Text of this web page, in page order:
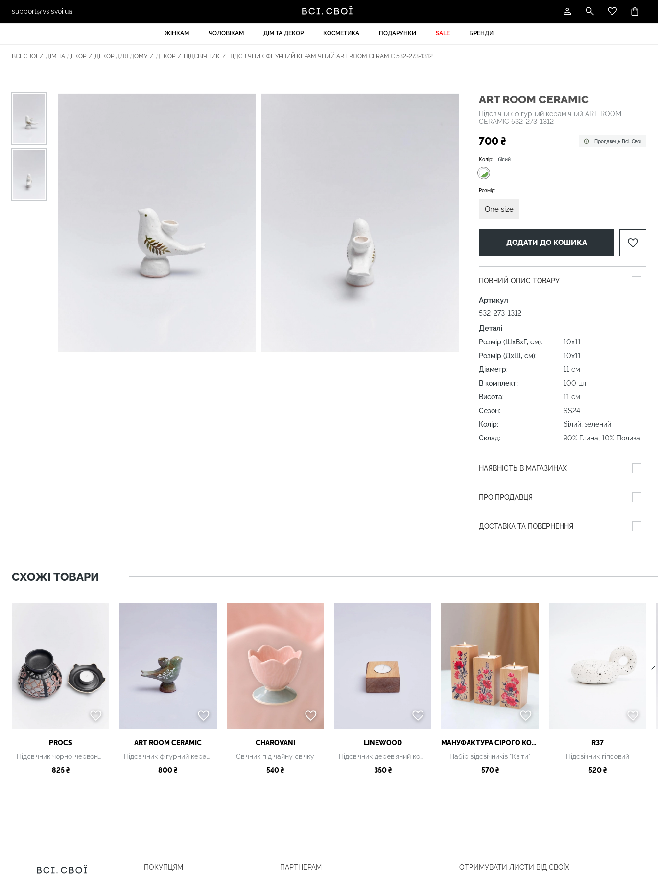
support@vsisvoi.ua
ЖІНКАМ ЧОЛОВІКАМ ДІМ ТА ДЕКОР КОСМЕТИКА ПОДАРУНКИ SALE БРЕНДИ
ВСІ. СВОЇ / ДІМ ТА ДЕКОР / ДЕКОР ДЛЯ ДОМУ / ДЕКОР / ПІДСВІЧНИК / ПІДСВІЧНИК ФІГУРНИЙ КЕРАМІЧНИЙ ART ROOM CERAMIC 532-273-1312
ART ROOM CERAMIC
Підсвічник фігурний керамічний ART ROOM
CERAMIC 532-273-1312
700 ₴ Продавець Всі. Свої
Колір: білий
Розмір:
One size
ДОДАТИ ДО КОШИКА
ПОВНИЙ ОПИС ТОВАРУ
Артикул
532-273-1312
Деталі
Розмір (ШхВхГ, см):
10х11
Розмір (ДхШ, см):
10х11
Діаметр:
11 см
В комплекті:
100 шт
Висота:
11 см
Сезон:
SS24
Колір:
білий, зелений
Склад:
90% Глина, 10% Полива
НАЯВНІСТЬ В МАГАЗИНАХ
ПРО ПРОДАВЦЯ
ДОСТАВКА ТА ПОВЕРНЕННЯ
СХОЖІ ТОВАРИ
PROCS
Підсвічник чорно-червоний керамічний
825 ₴
ART ROOM CERAMIC
Підсвічник фігурний керамічний, L
800 ₴
CHAROVANI
Свічник під чайну свічку
540 ₴
LINEWOOD
Підсвічник дерев'яний коричневий
350 ₴
МАНУФАКТУРА СІРОГО КОТА
Набір відсвічників "Квіти"
570 ₴
R37
Підсвічник гіпсовий
520 ₴
ПОКУПЦЯМ ПАРТНЕРАМ ОТРИМУВАТИ ЛИСТИ ВІД СВОЇХ